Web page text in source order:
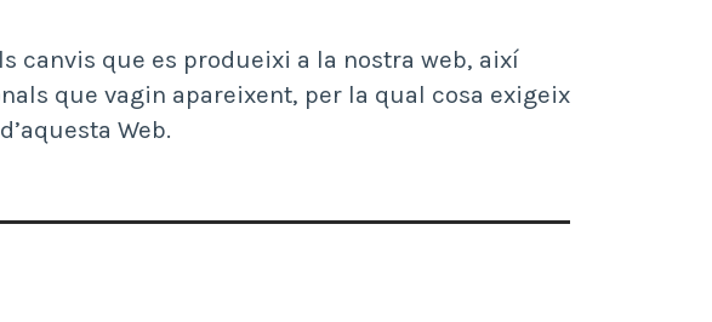
canvis que es produeixi a la nostra web, així
que vagin apareixent, per la qual cosa exigeix
Web.